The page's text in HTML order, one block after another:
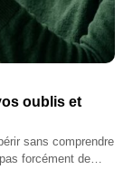
oublis et
sans comprendre
forcément de…